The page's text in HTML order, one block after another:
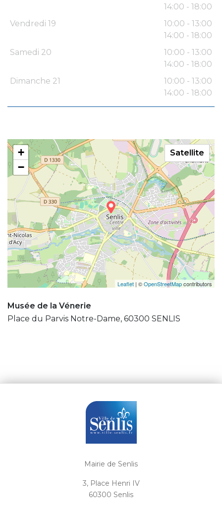
14:00 - 18:00
Vendredi 19
10:00 - 13:00
14:00 - 18:00
Samedi 20
10:00 - 13:00
14:00 - 18:00
Dimanche 21
10:00 - 13:00
14:00 - 18:00
+
−
Leaflet | ©OpenStreetMapcontributors
Satellite
Musée de la Vénerie
Place du Parvis Notre-Dame, 60300 SENLIS
Mairie de Senlis
3, Place Henri IV
60300 Senlis